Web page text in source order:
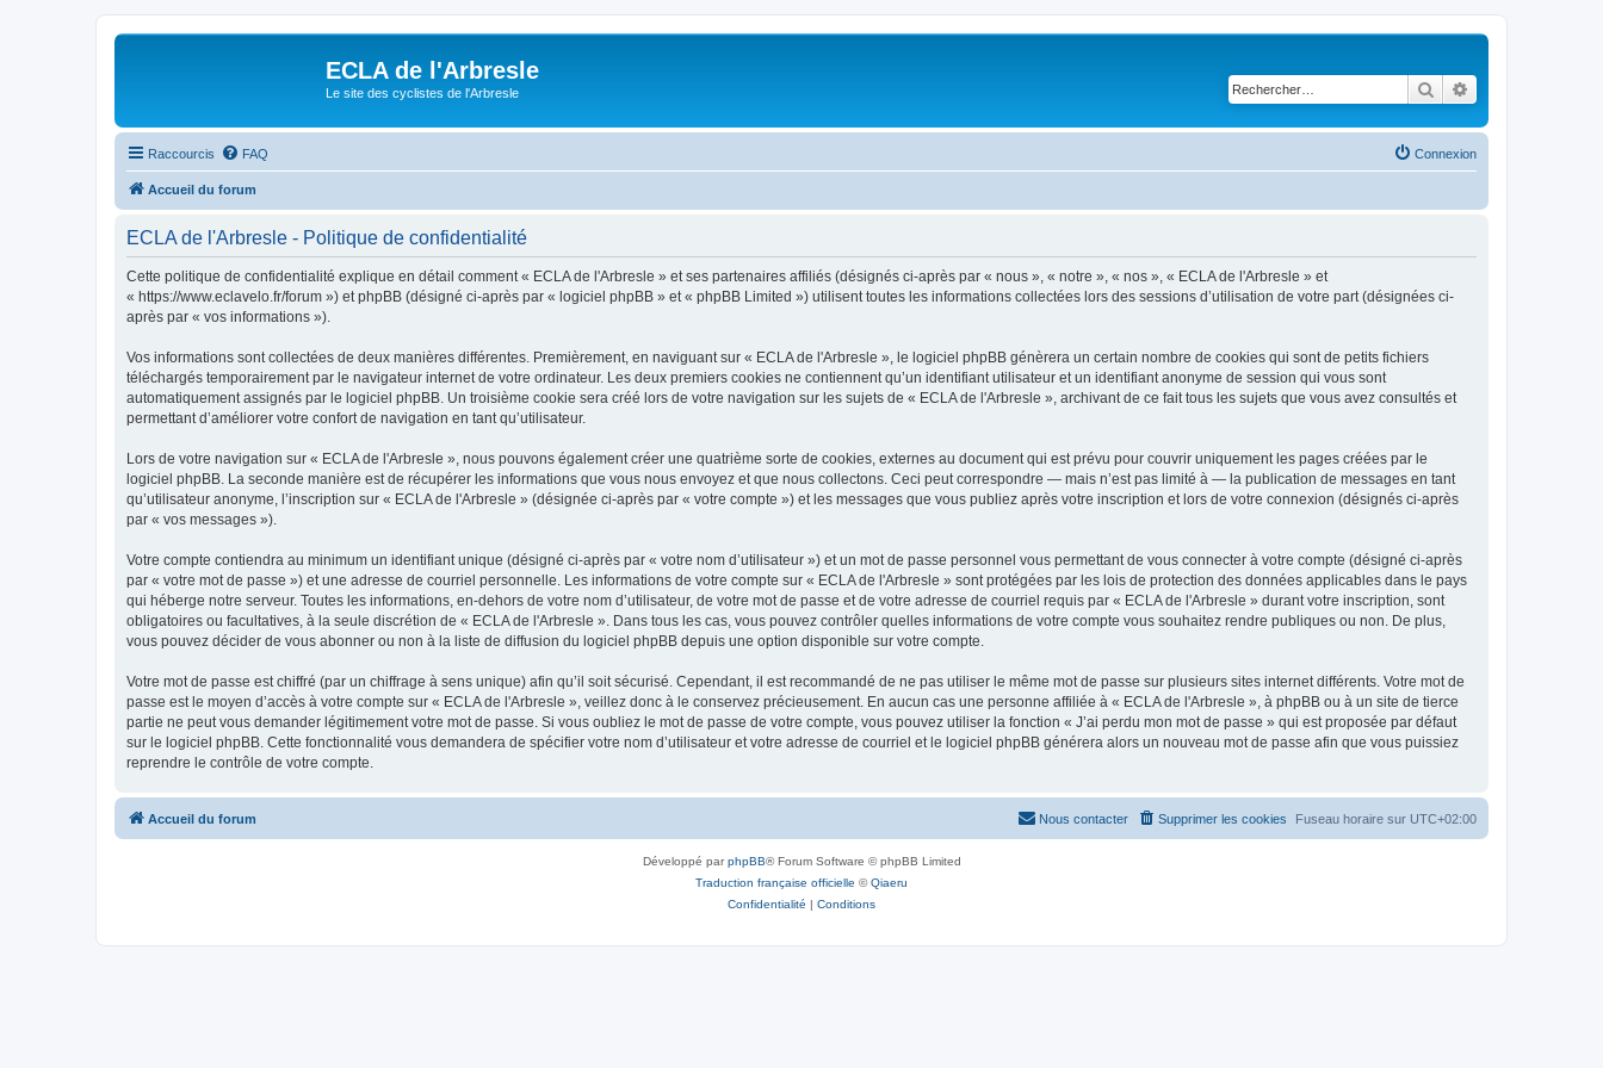
ECLA de l'Arbresle
Le site des cyclistes de l'Arbresle Rechercher
Raccourcis FAQ Connexion
Accueil du forum
ECLA de l'Arbresle - Politique de confidentialité
Cette politique de confidentialité explique en détail comment « ECLA de l'Arbresle » et ses partenaires affiliés (désignés ci-après par « nous », « notre », « nos », « ECLA de l'Arbresle » et
« https://www.eclavelo.fr/forum ») et phpBB (désigné ci-après par « logiciel phpBB » et « phpBB Limited ») utilisent toutes les informations collectées lors des sessions d’utilisation de votre part (désignées ci-
après par « vos informations »).
Vos informations sont collectées de deux manières différentes. Premièrement, en naviguant sur « ECLA de l'Arbresle », le logiciel phpBB génèrera un certain nombre de cookies qui sont de petits fichiers
téléchargés temporairement par le navigateur internet de votre ordinateur. Les deux premiers cookies ne contiennent qu’un identifiant utilisateur et un identifiant anonyme de session qui vous sont
automatiquement assignés par le logiciel phpBB. Un troisième cookie sera créé lors de votre navigation sur les sujets de « ECLA de l'Arbresle », archivant de ce fait tous les sujets que vous avez consultés et
permettant d’améliorer votre confort de navigation en tant qu’utilisateur.
Lors de votre navigation sur « ECLA de l'Arbresle », nous pouvons également créer une quatrième sorte de cookies, externes au document qui est prévu pour couvrir uniquement les pages créées par le
logiciel phpBB. La seconde manière est de récupérer les informations que vous nous envoyez et que nous collectons. Ceci peut correspondre — mais n’est pas limité à — la publication de messages en tant
qu’utilisateur anonyme, l’inscription sur « ECLA de l'Arbresle » (désignée ci-après par « votre compte ») et les messages que vous publiez après votre inscription et lors de votre connexion (désignés ci-après
par « vos messages »).
Votre compte contiendra au minimum un identifiant unique (désigné ci-après par « votre nom d’utilisateur ») et un mot de passe personnel vous permettant de vous connecter à votre compte (désigné ci-après
par « votre mot de passe ») et une adresse de courriel personnelle. Les informations de votre compte sur « ECLA de l'Arbresle » sont protégées par les lois de protection des données applicables dans le pays
qui héberge notre serveur. Toutes les informations, en-dehors de votre nom d’utilisateur, de votre mot de passe et de votre adresse de courriel requis par « ECLA de l'Arbresle » durant votre inscription, sont
obligatoires ou facultatives, à la seule discrétion de « ECLA de l'Arbresle ». Dans tous les cas, vous pouvez contrôler quelles informations de votre compte vous souhaitez rendre publiques ou non. De plus,
vous pouvez décider de vous abonner ou non à la liste de diffusion du logiciel phpBB depuis une option disponible sur votre compte.
Votre mot de passe est chiffré (par un chiffrage à sens unique) afin qu’il soit sécurisé. Cependant, il est recommandé de ne pas utiliser le même mot de passe sur plusieurs sites internet différents. Votre mot de
passe est le moyen d’accès à votre compte sur « ECLA de l'Arbresle », veillez donc à le conservez précieusement. En aucun cas une personne affiliée à « ECLA de l'Arbresle », à phpBB ou à un site de tierce
partie ne peut vous demander légitimement votre mot de passe. Si vous oubliez le mot de passe de votre compte, vous pouvez utiliser la fonction « J’ai perdu mon mot de passe » qui est proposée par défaut
sur le logiciel phpBB. Cette fonctionnalité vous demandera de spécifier votre nom d’utilisateur et votre adresse de courriel et le logiciel phpBB générera alors un nouveau mot de passe afin que vous puissiez
reprendre le contrôle de votre compte.
Accueil du forum Fuseau horaire sur UTC+02:00
Supprimer les cookies
Nous contacter
Développé parphpBB® Forum Software © phpBB Limited
Traduction française officielle ©Qiaeru
Confidentialité | Conditions